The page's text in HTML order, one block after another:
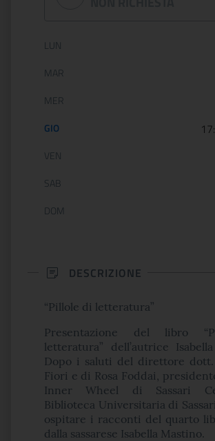
Orario di apertura:
LUN
MAR
MER
GIO
VEN
SAB
DOM
DESCRIZIONE
“Pillole di letteratura”
Presentazione del libro
letteratura” dell’autrice
Dopo i saluti del direttore dott.
Fiori e di Rosa Foddai,
Inner Wheel di Sassari
Biblioteca Universitaria di
ospitare i racconti del quarto
dalla sassarese Isabella Mastino.